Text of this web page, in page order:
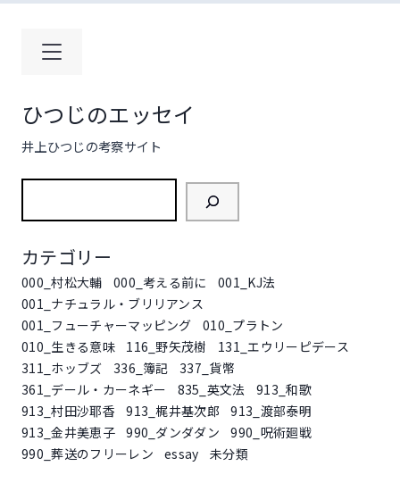
ひつじのエッセイ
井上ひつじの考察サイト
カテゴリー
000_村松大輔 000_考える前に
001_KJ法
001_ナチュラル・ブリリアンス
001_フューチャーマッピング
010_プラトン
010_生きる意味
116_野矢茂樹
131_エウリーピデース
311_ホッブズ
336_簿記
337_貨幣
361_デール・カーネギー
835_英文法
913_和歌
913_村田沙耶香
913_梶井基次郎
913_渡部泰明
913_金井美恵子
990_ダンダダン
990_呪術廻戦
990_葬送のフリーレン
essay 未分類